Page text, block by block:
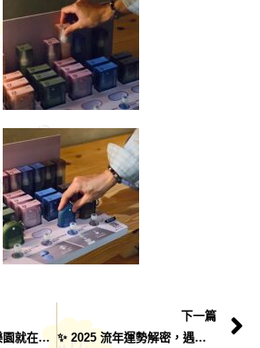
全台最大兒童氣墊樂園就在半山夢工廠！
下一篇
✨ 2025 流年運勢解密，遇見更好的自己！